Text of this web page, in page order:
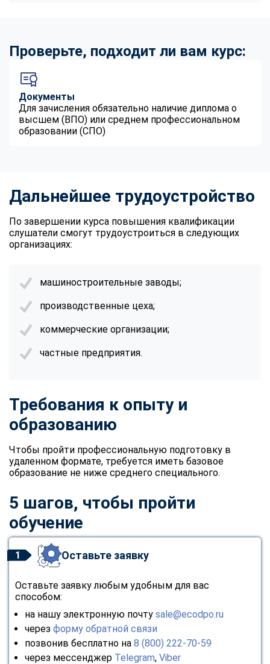
Проверьте, подходит ли вам курс:
Документы
Для зачисления обязательно наличие диплома о
высшем (ВПО) или среднем профессиональном
образовании (СПО)
Дальнейшее трудоустройство
По завершении курса повышения квалификации
слушатели смогут трудоустроиться в следующих
организациях:
машиностроительные заводы;
производственные цеха;
коммерческие организации;
частные предприятия.
Требования к опыту и
образованию
Чтобы пройти профессиональную подготовку в
удаленном формате, требуется иметь базовое
образование не ниже среднего специального.
5 шагов, чтобы пройти
обучение
1 Оставьте заявку
Оставьте заявку любым удобным для вас
способом:
на нашу электронную почту sale@ecodpo.ru
через форму обратной связи
позвонив бесплатно на 8 (800) 222-70-59
через мессенджер Telegram, Viber